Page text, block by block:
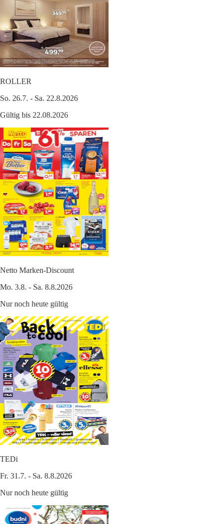
ROLLER
So. 26.7. - Sa. 22.8.2026
Gültig bis 22.08.2026
Netto Marken-Discount
Mo. 3.8. - Sa. 8.8.2026
Nur noch heute gültig
TEDi
Fr. 31.7. - Sa. 8.8.2026
Nur noch heute gültig